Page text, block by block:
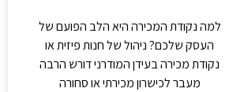
למה נקודת המכירה היא הלב הפועם של
העסק שלכם? ניהול של חנות פיזית או
נקודת מכירה בעידן המודרני דורש הרבה
מעבר לכישרון מכירתי או סחורה